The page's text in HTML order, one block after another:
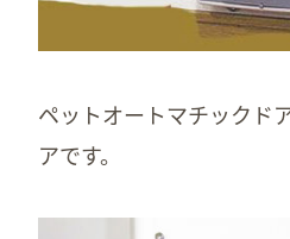
ペットオートマチックド
アです。